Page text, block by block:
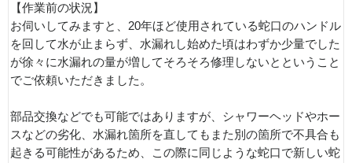
【作業前の状況】
お伺いしてみますと、20年ほど使用されている蛇口のハンドル
を回して水が止まらず、水漏れし始めた頃はわずか少量でした
が徐々に水漏れの量が増してそろそろ修理しないとということ
でご依頼いただきました。
部品交換などでも可能ではありますが、シャワーヘッドやホー
スなどの劣化、水漏れ箇所を直してもまた別の箇所で不具合も
起きる可能性があるため、この際に同じような蛇口で新しい蛇